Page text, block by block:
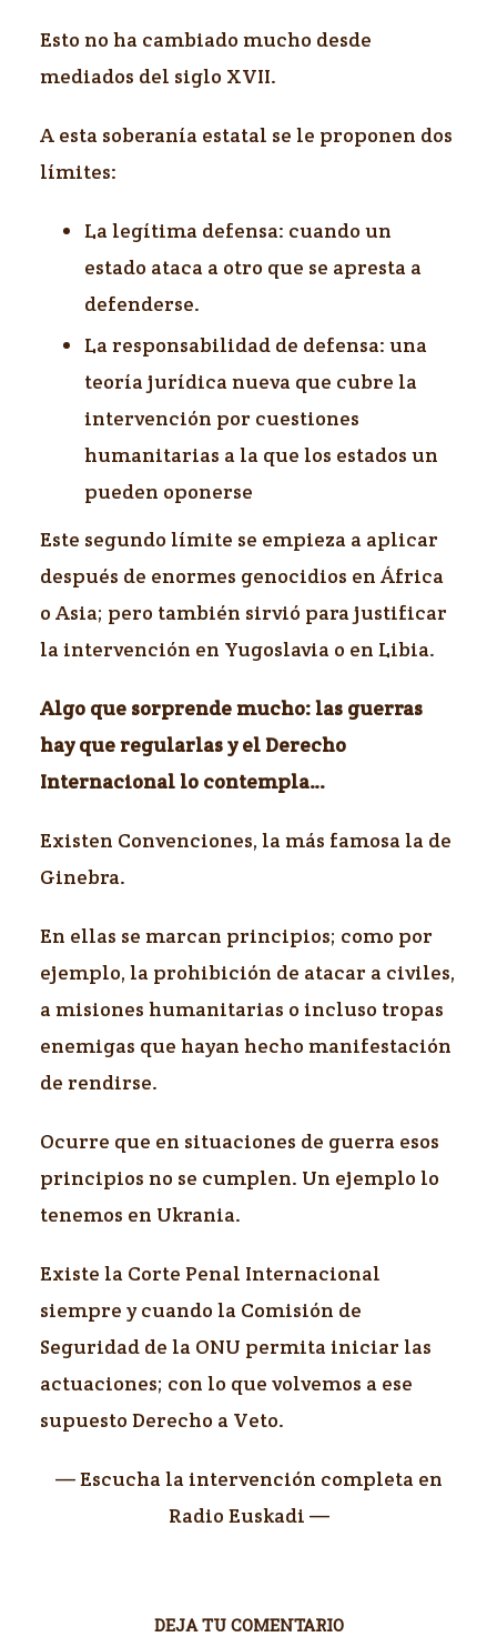
Esto no ha cambiado mucho desde
mediados del siglo XVII.
A esta soberanía estatal se le proponen dos
límites:
La legítima defensa: cuando un
estado ataca a otro que se apresta a
defenderse.
La responsabilidad de defensa: una
teoría jurídica nueva que cubre la
intervención por cuestiones
humanitarias a la que los estados un
pueden oponerse
Este segundo límite se empieza a aplicar
después de enormes genocidios en África
o Asia; pero también sirvió para justificar
la intervención en Yugoslavia o en Libia.
Algo que sorprende mucho: las guerras
hay que regularlas y el Derecho
Internacional lo contempla…
Existen Convenciones, la más famosa la de
Ginebra.
En ellas se marcan principios; como por
ejemplo, la prohibición de atacar a civiles,
a misiones humanitarias o incluso tropas
enemigas que hayan hecho manifestación
de rendirse.
Ocurre que en situaciones de guerra esos
principios no se cumplen. Un ejemplo lo
tenemos en Ukrania.
Existe la Corte Penal Internacional
siempre y cuando la Comisión de
Seguridad de la ONU permita iniciar las
actuaciones; con lo que volvemos a ese
supuesto Derecho a Veto.
— Escucha la intervención completa en
Radio Euskadi —
DEJA TU COMENTARIO